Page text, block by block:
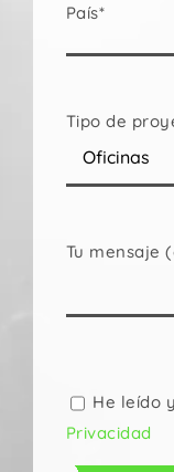
País*
Tipo de
Tu mensaje
deja
campo
He leído
Privacidad